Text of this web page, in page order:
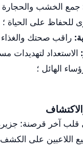
جمع الخشب والحجارة
للحفاظ على الحياة ؛
راقب صحتك
الاستعداد لتهديدات
الهائل ؛
آخر قرصنة: جزيرة
اللاعبين على